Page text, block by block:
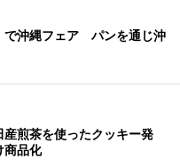
で沖縄フェア パンを通じ沖
産煎茶を使ったクッキー発
品化